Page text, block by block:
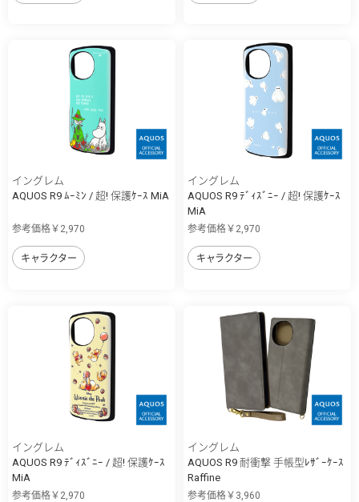
イングレム
AQUOS R9 ﾑｰﾐﾝ / 超! 保護ｹｰｽ MiA
参考価格￥2,970
キャラクター
イングレム
AQUOS R9 ﾃﾞｨｽﾞﾆｰ / 超! 保護ｹｰｽ
MiA
参考価格￥2,970
キャラクター
イングレム
AQUOS R9 ﾃﾞｨｽﾞﾆｰ / 超! 保護ｹｰｽ
MiA
参考価格￥2,970
イングレム
AQUOS R9 耐衝撃 手帳型ﾚｻﾞｰｹｰｽ
Raffine
参考価格￥3,960